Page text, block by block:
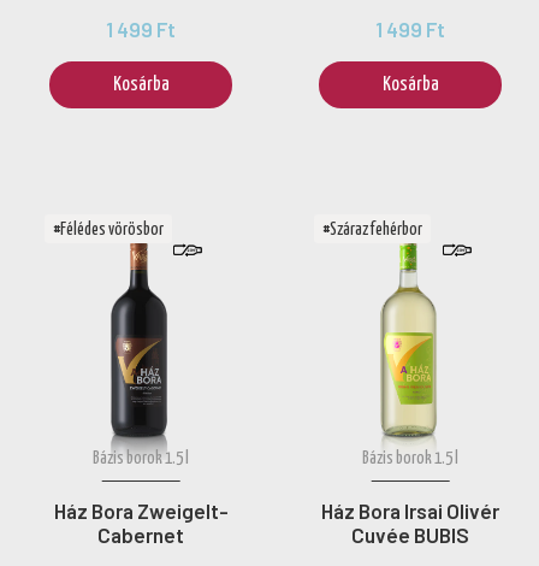
1 499 Ft
Kosárba
1 499 Ft
Kosárba
Bázis borok 1.5 l
Ház Bora Zweigelt-
Cabernet
#Félédes vörösbor
Bázis borok 1.5 l
Ház Bora Irsai Olivér
Cuvée BUBIS
#Száraz fehérbor